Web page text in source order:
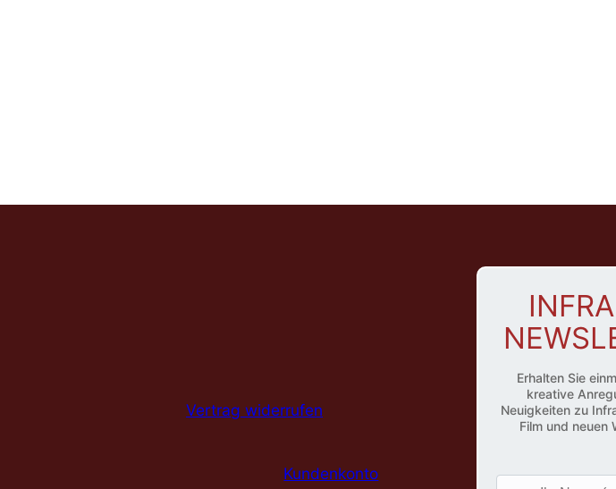
Vertrag widerrufen
Kundenkonto
Erhalten Sie
kreative
Neuigkeiten zu
Film und neuen